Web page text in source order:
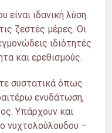
είναι ιδανική λύση
ζεστές μέρες. Οι
ιδιότητές
και ερεθισμούς.
συστατικά όπως
ενυδάτωση,
Υπάρχουν και
νυχτολούλουδου –